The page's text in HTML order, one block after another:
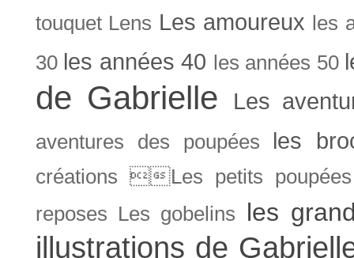
touquet Lens Les amoureux les
30 les années 40 les années 50
de Gabrielle Les
aventures des poupées les
créations Les petits
reposes Les gobelins les
illustrations de